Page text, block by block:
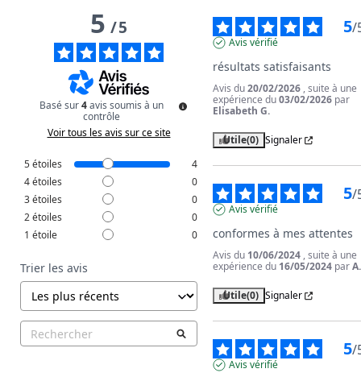
5/5
Basé sur4avis soumis à un
contrôle
Voir tous les avis sur ce site
5étoiles
4
4étoiles
0
3étoiles
0
2étoiles
0
1 étoile 0
Trier les avis
5/
Avis vérifié
résultats satisfaisants
Avis du20/02/2026 , suite à une
expérience du03/02/2026 par
Elisabeth G.
Utile(0) Signaler
5/
Avis vérifié
conformes à mes attentes
Avis du 10/06/2024 , suite à une
expérience du 16/05/2024 par
Utile(0) Signaler
5/
Avis vérifié